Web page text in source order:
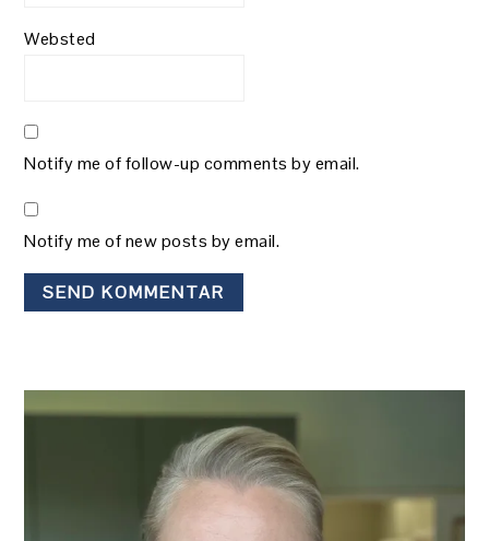
Websted
Notify me of follow-up comments by email.
Notify me of new posts by email.
PRIMÆR